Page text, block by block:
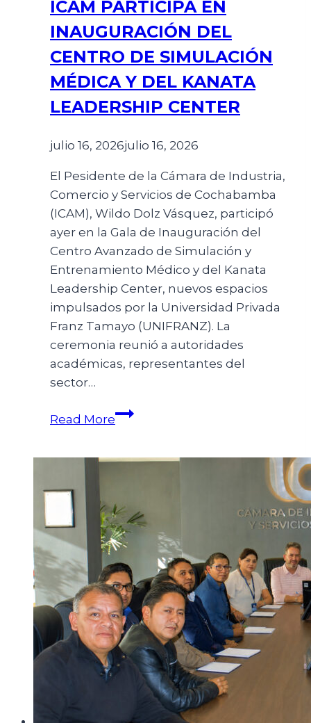
ICAM PARTICIPA EN
INAUGURACIÓN DEL
CENTRO DE SIMULACIÓN
MÉDICA Y DEL KANATA
LEADERSHIP CENTER
julio 16, 2026julio 16, 2026
El Pesidente de la Cámara de Industria,
Comercio y Servicios de Cochabamba
(ICAM), Wildo Dolz Vásquez, participó
ayer en la Gala de Inauguración del
Centro Avanzado de Simulación y
Entrenamiento Médico y del Kanata
Leadership Center, nuevos espacios
impulsados por la Universidad Privada
Franz Tamayo (UNIFRANZ). La
ceremonia reunió a autoridades
académicas, representantes del
sector…
Read More